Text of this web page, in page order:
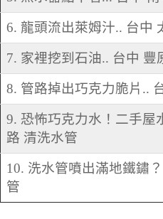
6. 龍頭流出萊姆汁.. 台中
7. 家裡挖到石油.. 台中 豐
8. 管路掉出巧克力脆片..
9. 恐怖巧克力水！二手屋
路 清洗水管
10. 洗水管噴出滿地鐵鏽
管